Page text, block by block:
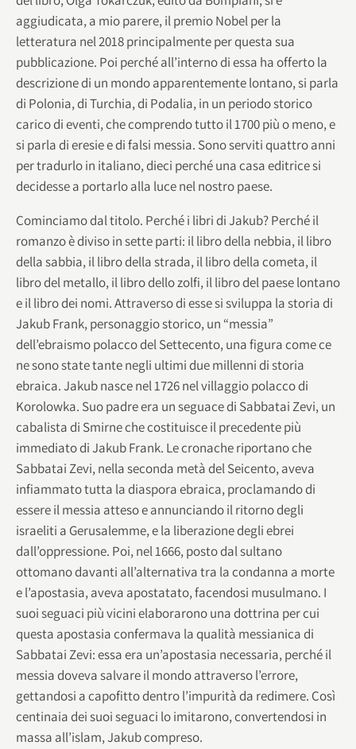
aggiudicata, a mio parere, il premio Nobel per la
letteratura nel 2018 principalmente per questa sua
pubblicazione. Poi perché all’interno di essa ha offerto la
descrizione di un mondo apparentemente lontano, si parla
di Polonia, di Turchia, di Podalia, in un periodo storico
carico di eventi, che comprendo tutto il 1700 più o meno, e
si parla di eresie e di falsi messia. Sono serviti quattro anni
per tradurlo in italiano, dieci perché una casa editrice si
decidesse a portarlo alla luce nel nostro paese.
Cominciamo dal titolo. Perché i libri di Jakub? Perché il
romanzo è diviso in sette parti: il libro della nebbia, il libro
della sabbia, il libro della strada, il libro della cometa, il
libro del metallo, il libro dello zolfi, il libro del paese lontano
e il libro dei nomi. Attraverso di esse si sviluppa la storia di
Jakub Frank, personaggio storico, un “messia”
dell’ebraismo polacco del Settecento, una figura come ce
ne sono state tante negli ultimi due millenni di storia
ebraica. Jakub nasce nel 1726 nel villaggio polacco di
Korolowka. Suo padre era un seguace di Sabbatai Zevi, un
cabalista di Smirne che costituisce il precedente più
immediato di Jakub Frank. Le cronache riportano che
Sabbatai Zevi, nella seconda metà del Seicento, aveva
infiammato tutta la diaspora ebraica, proclamando di
essere il messia atteso e annunciando il ritorno degli
israeliti a Gerusalemme, e la liberazione degli ebrei
dall’oppressione. Poi, nel 1666, posto dal sultano
ottomano davanti all’alternativa tra la condanna a morte
e l’apostasia, aveva apostatato, facendosi musulmano. I
suoi seguaci più vicini elaborarono una dottrina per cui
questa apostasia confermava la qualità messianica di
Sabbatai Zevi: essa era un’apostasia necessaria, perché il
messia doveva salvare il mondo attraverso l’errore,
gettandosi a capofitto dentro l’impurità da redimere. Così
centinaia dei suoi seguaci lo imitarono, convertendosi in
massa all’islam, Jakub compreso.